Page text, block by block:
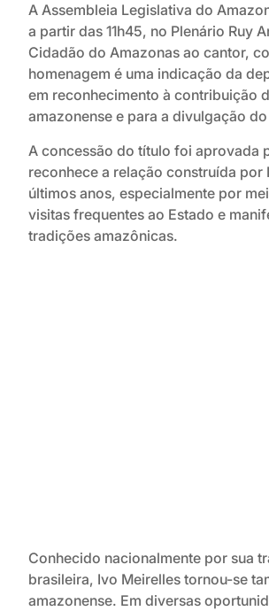
A Assembleia Legislativa do
a partir das 11h45, no Plenário Ruy
Cidadão do Amazonas ao cantor,
homenagem é uma indicação da
em reconhecimento à contribuição
amazonense e para a divulgação
A concessão do título foi aprovada
reconhece a relação construída
últimos anos, especialmente por
visitas frequentes ao Estado e
tradições amazônicas.
Conhecido nacionalmente por sua
brasileira, Ivo Meirelles tornou-se
amazonense. Em diversas